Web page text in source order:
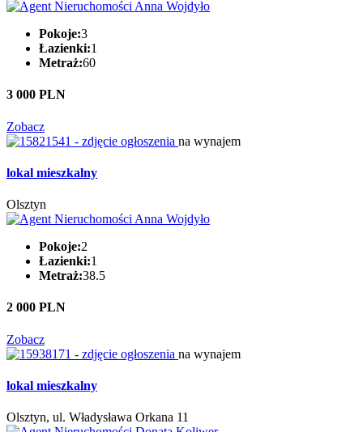
Pokoje:3
Łazienki:1
Metraż:60
3 000 PLN
Zobacz
na wynajem
lokal mieszkalny
Olsztyn
Pokoje:2
Łazienki:1
Metraż:38.5
2 000 PLN
Zobacz
na wynajem
lokal mieszkalny
Olsztyn, ul. Władysława Orkana 11